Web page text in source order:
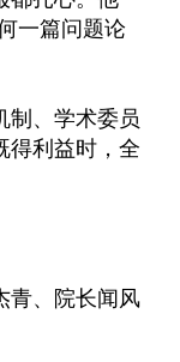
一篇问题论
制、学术委员
得利益时，全
青、院长闻风